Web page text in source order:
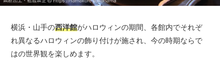
横浜・山手の西洋館がハロウィンの期間、各館内でそれぞ
れ異なるハロウィンの飾り付けが施され、今の時期ならで
はの世界観を楽しめます。